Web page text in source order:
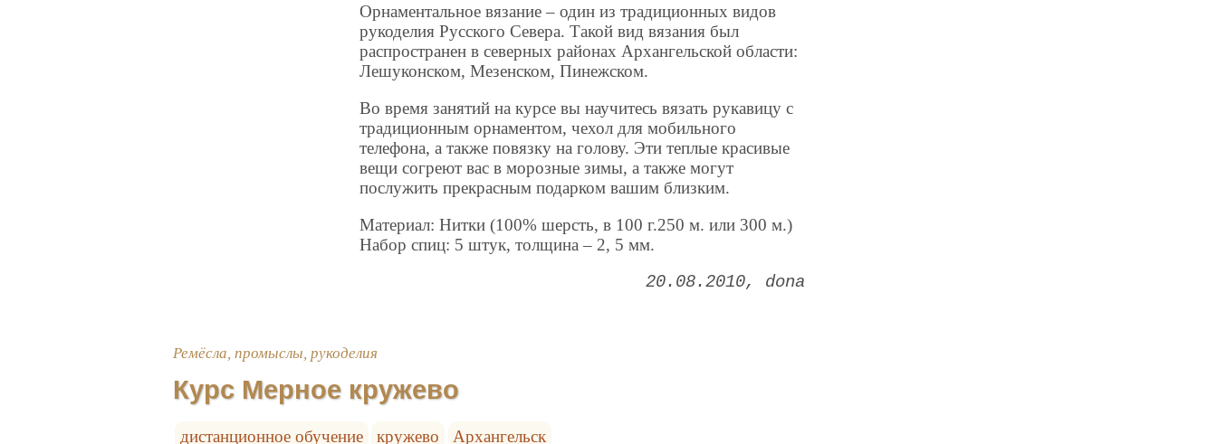
Орнаментальное вязание – один из традиционных видов
рукоделия Русского Севера. Такой вид вязания был
распространен в северных районах Архангельской области:
Лешуконском, Мезенском, Пинежском.
Во время занятий на курсе вы научитесь вязать рукавицу с
традиционным орнаментом, чехол для мобильного
телефона, а также повязку на голову. Эти теплые красивые
вещи согреют вас в морозные зимы, а также могут
послужить прекрасным подарком вашим близким.
Материал: Нитки (100% шерсть, в 100 г.250 м. или 300 м.)
Набор спиц: 5 штук, толщина – 2, 5 мм.
20.08.2010 dona
Ремёсла, промыслы, рукоделия
Курс Мерное кружево
дистанционное обучение кружево Архангельск